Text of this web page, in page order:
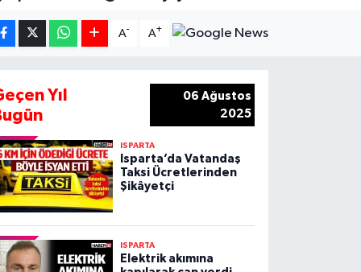
A- A+
Yıl
06 Ağustos
2025
ISPARTA
Isparta’da Vatandaş
Taksi Ücretlerinden
Şikâyetçi
ISPARTA
Elektrik akımına